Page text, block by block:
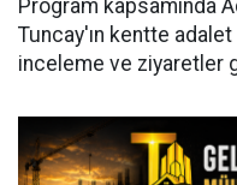
Program kapsamında
Tuncay'ın kentte
inceleme ve ziyaretler